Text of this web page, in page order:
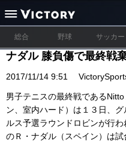
総合 野球 サッカー
ナダル 膝負傷で最終戦
2017/11/14 9:51
男子テニスの最終戦である
ン、室内ハード）は１３日、
ルス予選ラウンドロビンが行
のＲ・ナダル（スペイン）は